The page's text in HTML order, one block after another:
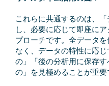
これらに共通するのは、
し、必要に応じて即座に
プローチです。全データ
なく、データの特性に応
の」「後の分析用に保存
の」を見極めることが重要